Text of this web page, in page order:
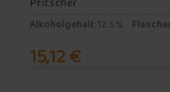
Alkoholgehalt:12.5%
15,12 €